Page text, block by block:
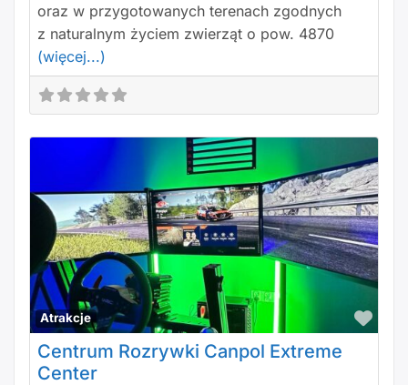
oraz w przygotowanych terenach zgodnych
z naturalnym życiem zwierząt o pow. 4870
(więcej...)
Atrakcje
Centrum Rozrywki Canpol Extreme
Center